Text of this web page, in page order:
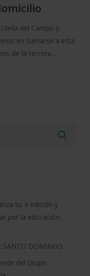
del Campo y
en sumarse a esta
de la tercera…
su X edición y
por la educación
DOMINGO
del Grupo